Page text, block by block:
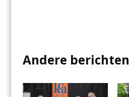
Andere berichten